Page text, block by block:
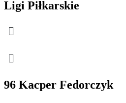
Ligi Piłkarskie
Menu
Menu
96 Kacper Fedorczyk